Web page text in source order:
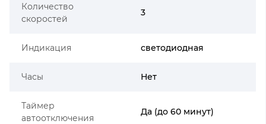
Количество
скоростей
3
Индикация светодиодная
Часы Нет
Таймер
автоотключения
Да (до 60 минут)